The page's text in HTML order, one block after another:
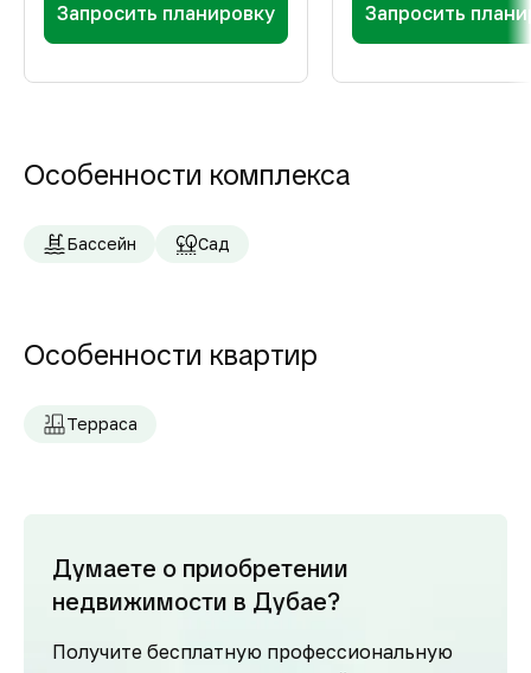
Запросить планировку Запросить
Особенности комплекса
Бассейн Сад
Особенности квартир
Терраса
Думаете о приобретении
недвижимости в Дубае?
Получите бесплатную профессиональную